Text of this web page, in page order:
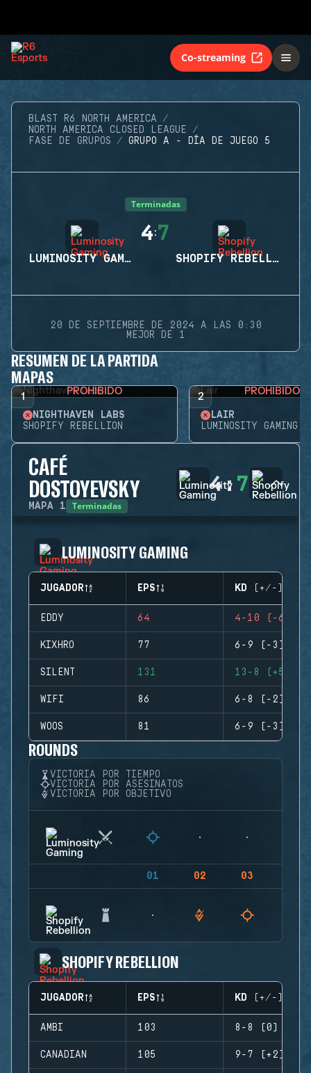
Co-streaming
BLAST R6 NORTH AMERICA
NORTH AMERICA CLOSED LEAGUE
FASE DE GRUPOS
GRUPO A - DÍA DE JUEGO 5
Terminadas
LUMINOSITY GAMING
4:7
SHOPIFY REBELLION
20 DE SEPTIEMBRE DE 2024 A LAS 0:30
MEJOR DE 1
RESUMEN DE LA PARTIDA
MAPAS
1 PROHIBIDO
NIGHTHAVEN LABS
SHOPIFY REBELLION
2 PROHIBIDO
LAIR
LUMINOSITY GAMING
CAFÉ
DOSTOYEVSKY
MAPA 1 Terminadas
4:7
LUMINOSITY GAMING
JUGADOR EPS KD (+/-)
EDDY 64 4-10 (-6)
KIXHRO 77 6-9 (-3)
SILENT 131 13-8 (+5)
WIFI 86 6-8 (-2)
WOOS 81 6-9 (-3)
ROUNDS
VICTORIA POR TIEMPO
VICTORIA POR ASESINATOS
VICTORIA POR OBJETIVO
01 02 03
SHOPIFY REBELLION
JUGADOR EPS KD (+/-)
AMBI 103 8-8 (0)
CANADIAN 105 9-7 (+2)